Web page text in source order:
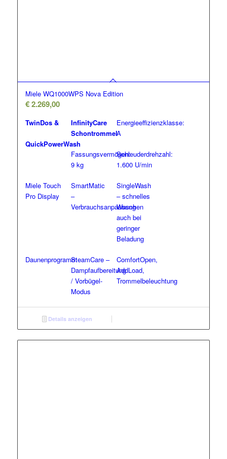
Miele WQ1000WPS Nova Edition
€2.269,00
TwinDos &
QuickPowerWash
InfinityCare
Schontrommel
Energieeffizienzklasse:
A
Fassungsvermögen:
9 kg
Schleuderdrehzahl:
1.600 U/min
Miele Touch
Pro Display
SmartMatic
–
Verbrauchsanpassung
SingleWash
– schnelles
Waschen
auch bei
geringer
Beladung
DaunenprogrammSteamCare –
Dampfaufbereitung
/ Vorbügel-
Modus
ComfortOpen,
AddLoad,
Trommelbeleuchtung
Details anzeigen